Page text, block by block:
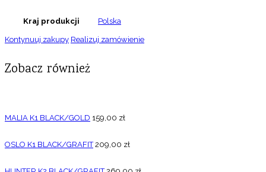
Kraj produkcji Polska
Kontynuuj zakupy Realizuj zamówienie
Zobacz również
MALIA K1 BLACK/GOLD 159,00 zł
OSLO K1 BLACK/GRAFIT 209,00 zł